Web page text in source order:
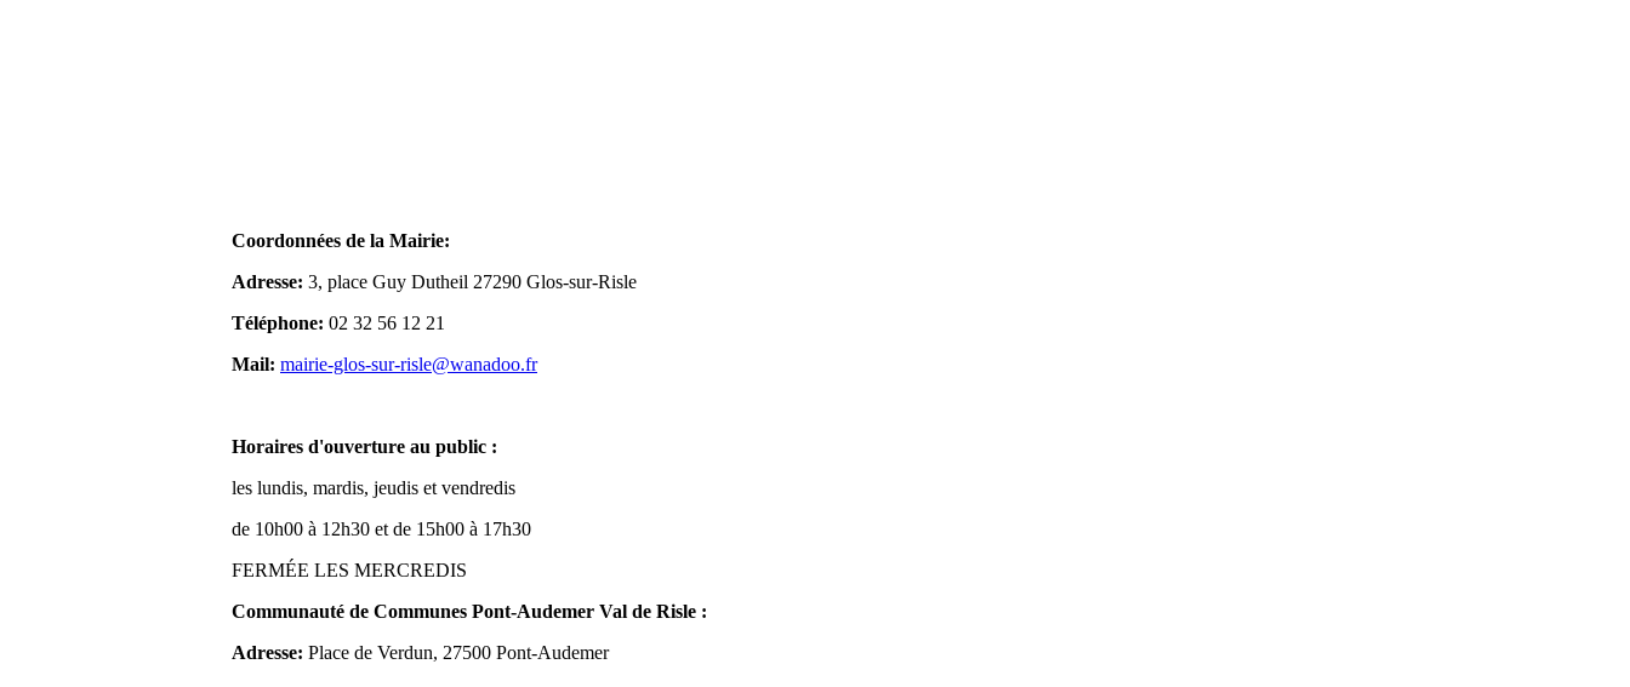
Coordonnées de la Mairie:
Adresse: 3, place Guy Dutheil 27290 Glos-sur-Risle
Téléphone: 02 32 56 12 21
Mail: mairie-glos-sur-risle@wanadoo.fr
Horaires d'ouverture au public :
les lundis, mardis, jeudis et vendredis
de 10h00 à 12h30 et de 15h00 à 17h30
FERMÉE LES MERCREDIS
Communauté de Communes Pont-Audemer Val de Risle :
Adresse: Place de Verdun, 27500 Pont-Audemer